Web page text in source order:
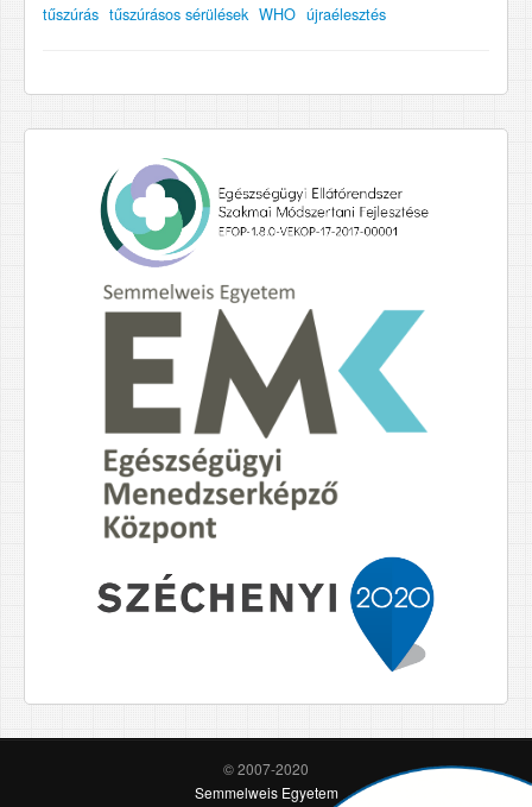
tűszúrás tűszúrásos sérülések WHO újraélesztés
© 2007-2020
Semmelweis Egyetem